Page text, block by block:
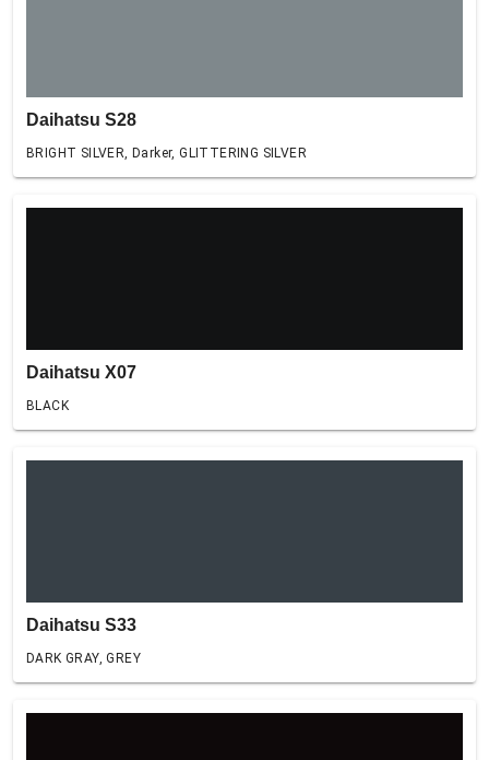
Daihatsu S28
BRIGHT SILVER, Darker, GLITTERING SILVER
Daihatsu X07
BLACK
Daihatsu S33
DARK GRAY, GREY